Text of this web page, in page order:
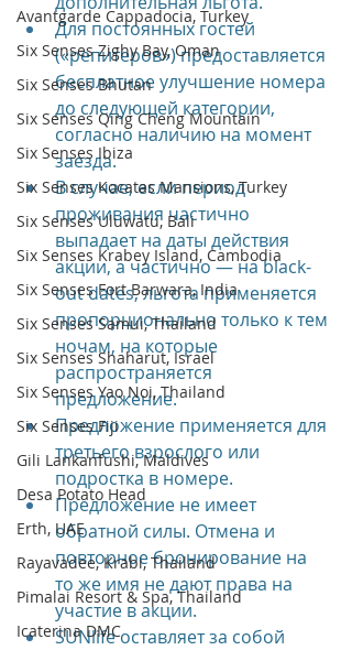
Avantgarde Cappadocia, Turkey
Six Senses Zighy Bay, Oman
Six Senses Bhutan
Six Senses Qing Cheng Mountain
Six Senses Ibiza
Six Senses Kocatas Mansions, Turkey
Six Senses Uluwatu, Bali
Six Senses Krabey Island, Cambodia
Six Senses Fort Barwara, India
Six Senses Samui, Thailand
Six Senses Shaharut, Israel
Six Senses Yao Noi, Thailand
Six Senses Fiji
Gili Lankanfushi, Maldives
Desa Potato Head
Erth, UAE
Rayavadee, Krabi, Thailand
Pimalai Resort & Spa, Thailand
Icaterina DMC
Для постоянных гостей
(«репитеров») предоставляется
бесплатное улучшение номера
до следующей категории,
согласно наличию на момент
заезда.
В случае, если период
проживания частично
выпадает на даты действия
акции, а частично — на black-
out dates, льгота применяется
пропорционально только к тем
ночам, на которые
распространяется
предложение.
Предложение применяется для
третьего взрослого или
подростка в номере.
Предложение не имеет
обратной силы. Отмена и
повторное бронирование на
то же имя не дают права на
участие в акции.
SUNlife оставляет за собой